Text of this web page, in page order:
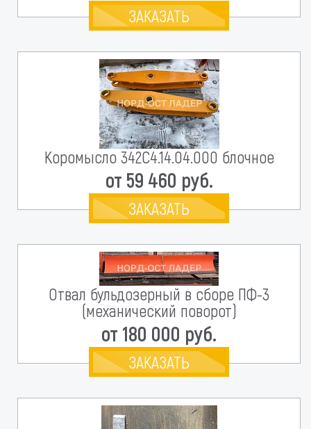
ЗАКАЗАТЬ
Коромысло 342С4.14.04.000 блочное
от 59 460 руб.
ЗАКАЗАТЬ
Отвал бульдозерный в сборе ПФ-3
(механический поворот)
от 180 000 руб.
ЗАКАЗАТЬ